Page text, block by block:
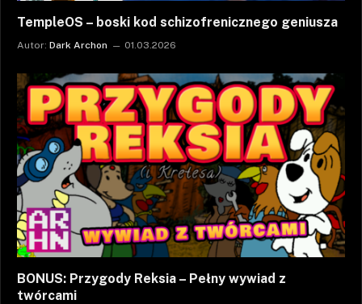
TempleOS – boski kod schizofrenicznego geniusza
Autor: Dark Archon 01.03.2026
BONUS: Przygody Reksia – Pełny wywiad z
twórcami